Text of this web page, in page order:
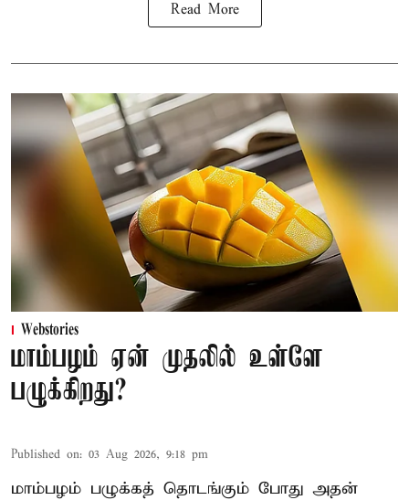
Read More
Webstories
மாம்பழம் ஏன் முதலில் உள்ளே
பழுக்கிறது?
Published on: 03 Aug 2026, 9:18 pm
மாம்பழம் பழுக்கத் தொடங்கும் போது அதன்